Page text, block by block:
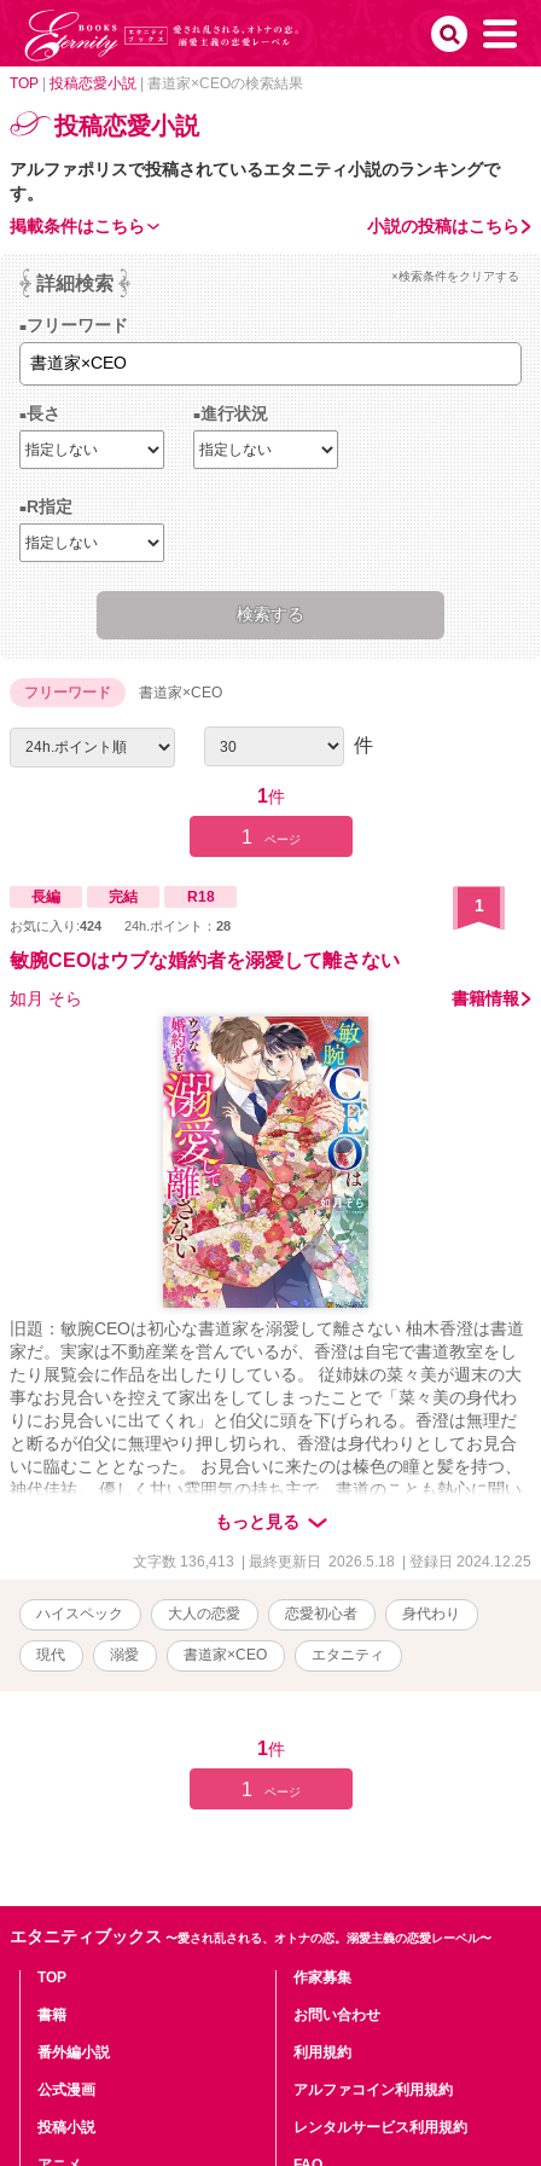
TOP 投稿恋愛小説 書道家×CEOの検索結果
投稿恋愛小説
アルファポリスで投稿されているエタニティ小説のランキングで
す。
小説の投稿はこちら
掲載条件はこちら
詳細検索 ×検索条件をクリアする
フリーワード
長さ 進行状況
R指定
フリーワード 書道家×CEO
件
1件
1 ページ
長編 完結 R18
お気に入り:424 24h.ポイント： 28
1
敏腕CEOはウブな婚約者を溺愛して離さない
如月 そら 書籍情報
旧題：敏腕CEOは初心な書道家を溺愛して離さない 柚木香澄は書道
家だ。実家は不動産業を営んでいるが、香澄は自宅で書道教室をし
たり展覧会に作品を出したりしている。 従姉妹の菜々美が週末の大
事なお見合いを控えて家出をしてしまったことで「菜々美の身代わ
りにお見合いに出てくれ」と伯父に頭を下げられる。香澄は無理だ
と断るが伯父に無理やり押し切られ、香澄は身代わりとしてお見合
いに臨むこととなった。 お見合いに来たのは榛色の瞳と髪を持つ、
神代佳祐。 優しく甘い雰囲気の持ち主で、書道のことも熱心に聞い
てくれた神代を香澄は好ましく思うが、あくまでも香澄は菜々美の
身代わりだ。しかも神代は香澄のことを菜々美だと思っているよう
なのだ。 「お見合いをすすめていいか？」と聞く神代に香澄は「ご
も知らないはずの香澄のことを探し出して見つけた神代は「お見合
いを進めていいですか？」と笑顔で香澄に告げるのだった。 恋を知
らない書道家の香澄と真摯に愛を告げるCEOとの身代わりお見合い
の行く先は、甘くて幸せなハッピーエンドだった。
もっと見る
文字数 136,413 | 最終更新日 2026.5.18 | 登録日 2024.12.25
ハイスペック 大人の恋愛 恋愛初心者 身代わり
現代 溺愛 書道家×CEO エタニティ
1件
1 ページ
エタニティブックス 〜愛され乱される、オトナの恋。溺愛主義の恋愛レーベル〜
TOP
書籍
番外編小説
公式漫画
投稿小説
作家募集
お問い合わせ
利用規約
アルファコイン利用規約
レンタルサービス利用規約